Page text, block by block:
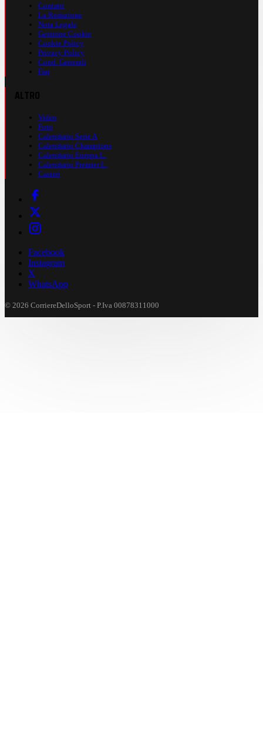
Contatti
La Redazione
Nota Legale
Gestione Cookie
Cookie Policy
Privacy Policy
Cond. Generali
Faq
Video
Foto
Calendario Serie A
Calendario Champions
Calendario Europa L.
Calendario Premier L.
Casinò
Facebook
Instagram
X
WhatsApp
© 2026 CorriereDelloSport - P.Iva 00878311000